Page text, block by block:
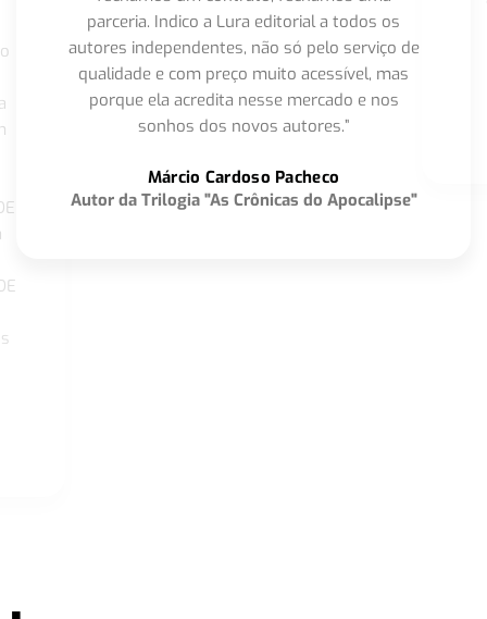
parceria. Indico a Lura editorial a todos os
autores independentes, não só pelo serviço de
qualidade e com preço muito acessível, mas
porque ela acredita nesse mercado e nos
sonhos dos novos autores.”
Márcio Cardoso Pacheco
Autor da Trilogia "As Crônicas do Apocalipse"